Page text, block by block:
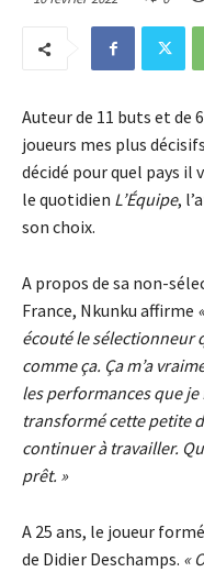
Auteur de 11 buts et de
joueurs mes plus
décidé pour quel pays il
le quotidien L’Équipe,
son choix.
A propos de sa non-
France, Nkunku affirme
écouté le sélectionneur
comme ça. Ça m’a
les performances que je
transformé cette petite
continuer à travailler.
prêt. »
A 25 ans, le joueur
de Didier Deschamps. «